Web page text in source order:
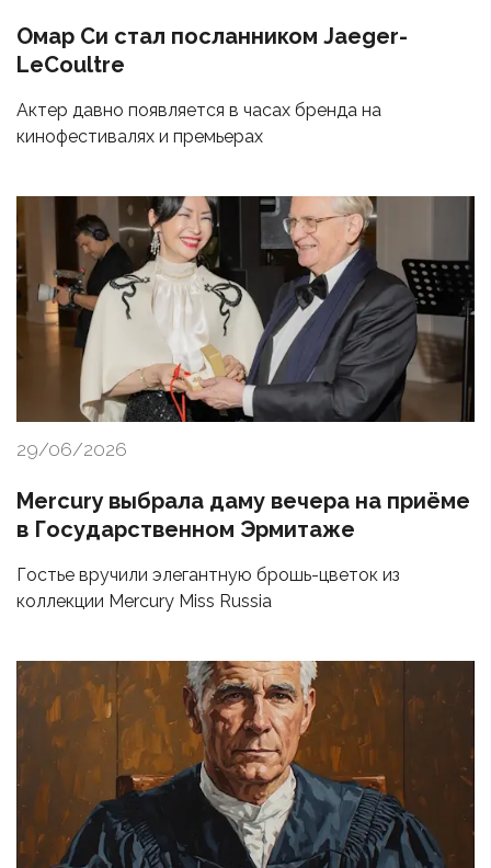
Омар Си стал посланником Jaeger-
LeCoultre
Актер давно появляется в часах бренда на
кинофестивалях и премьерах
29/06/2026
Mercury выбрала даму вечера на приёме
в Государственном Эрмитаже
Гостье вручили элегантную брошь-цветок из
коллекции Mercury Miss Russia